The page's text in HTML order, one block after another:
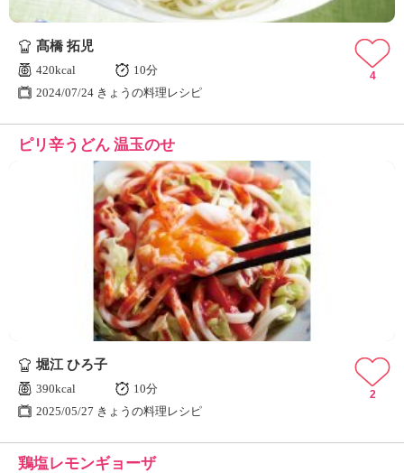
髙橋 拓児
420kcal
10分
2024/07/24 きょうの料理レシピ
4
ピリ辛うどん 温玉のせ
堀江 ひろ子
390kcal
10分
2025/05/27 きょうの料理レシピ
2
鶏塩レモンギョーザ